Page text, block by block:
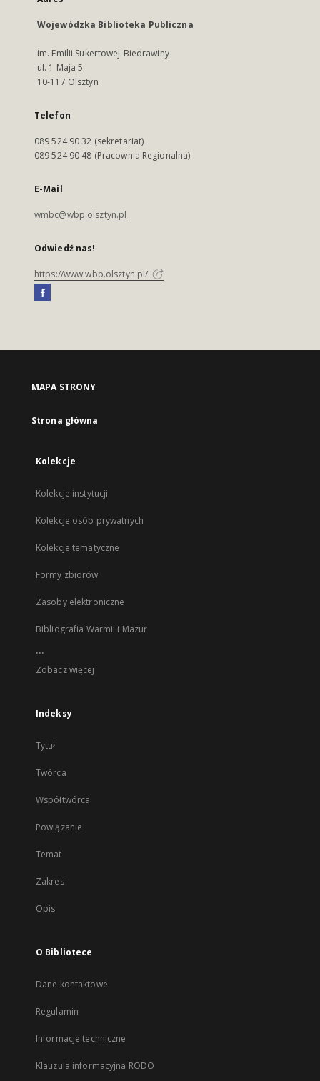
Wojewódzka Biblioteka Publiczna
im. Emilii Sukertowej-Biedrawiny
ul. 1 Maja 5
10-117 Olsztyn
Telefon
089 524 90 32 (sekretariat)
089 524 90 48 (Pracownia Regionalna)
E-Mail
wmbc@wbp.olsztyn.pl
Odwiedź nas!
https://www.wbp.olsztyn.pl/
MAPA STRONY
Strona główna
Kolekcje
Kolekcje instytucji
Kolekcje osób prywatnych
Kolekcje tematyczne
Formy zbiorów
Zasoby elektroniczne
Bibliografia Warmii i Mazur
...
Zobacz więcej
Indeksy
Tytuł
Twórca
Współtwórca
Powiązanie
Temat
Zakres
Opis
O Bibliotece
Dane kontaktowe
Regulamin
Informacje techniczne
Klauzula informacyjna RODO